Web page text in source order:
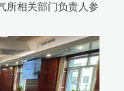
所相关部门负责人参